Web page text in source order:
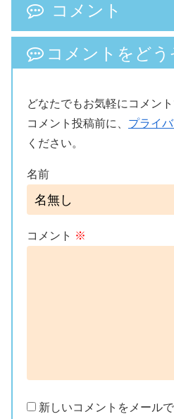
コメント
コメントをどう
どなたでもお気軽にコメント
コメント投稿前に、 プライ
ください。
名前
コメント ※
新しいコメントをメール